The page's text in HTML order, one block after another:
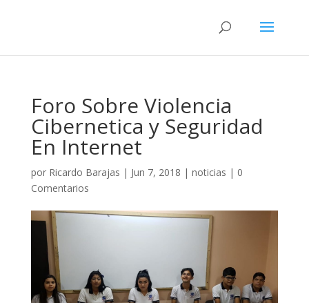
Foro Sobre Violencia
Cibernetica y Seguridad
En Internet
por Ricardo Barajas | Jun 7, 2018 | noticias | 0
Comentarios